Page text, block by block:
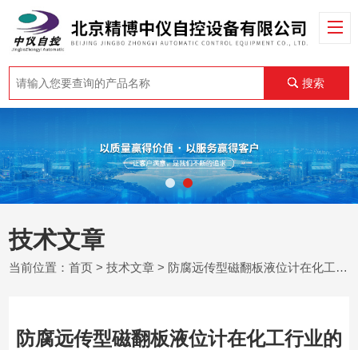
搜索
技术文章
当前位置：首页 >技术文章 > 防腐远传型磁翻板液位计在化工行业的应用
防腐远传型磁翻板液位计在化工行业的